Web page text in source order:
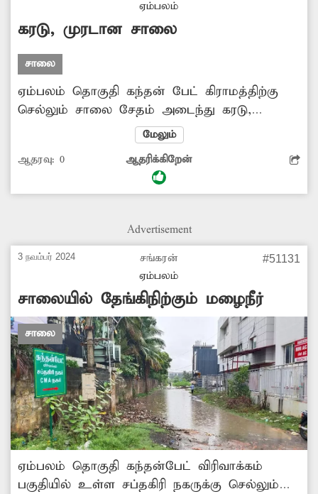
ஏம்பலம்
கரடு, முரடான சாலை
சாலை
ஏம்பலம் தொகுதி கந்தன் பேட் கிராமத்திற்கு
செல்லும் சாலை சேதம் அடைந்து கரடு,
முரடாக காட்சியளித்தது. இதனால் வாகன
ஓட்டிகள் அவதி அடைந்து வருகின்றனர்.
சேதமடைந்த சாலையை சீரமைக்க நடவடிக்கை
மேலும்
ஆதரவு: 0 ஆதரிக்கிறேன்
Advertisement
3 நவம்பர் 2024
சங்கரன்
ஏம்பலம்
#51131
சாலையில் தேங்கிநிற்கும் மழைநீர்
சாலை
ஏம்பலம் தொகுதி கந்தன்பேட் விரிவாக்கம்
பகுதியில் உள்ள சப்தகிரி நகருக்கு செல்லும்